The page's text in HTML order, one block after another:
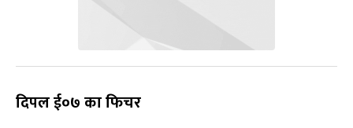
दिपल ई०७ का फिचर